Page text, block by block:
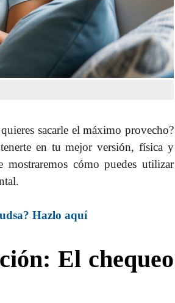
sacarle el máximo provecho?
en tu mejor versión, física y
mostraremos cómo puedes utilizar
Hazlo aquí
El chequeo